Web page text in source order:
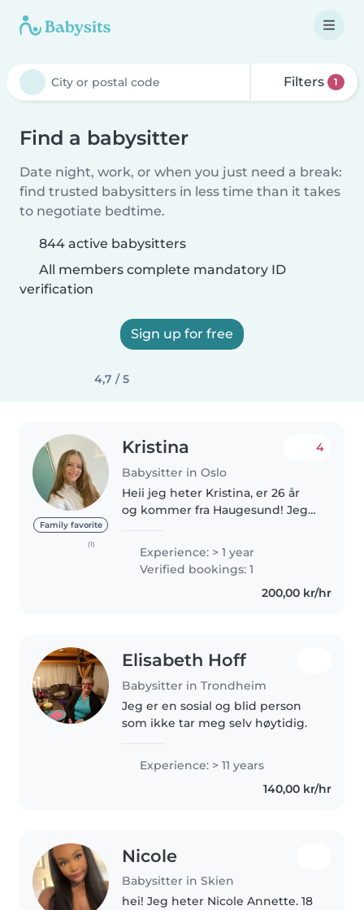
Filters 1
Find a babysitter
Date night, work, or when you just need a break:
find trusted babysitters in less time than it takes
to negotiate bedtime.
844 active babysitters
All members complete mandatory ID
verification
Sign up for free
4,7 / 5
Family favorite
(1)
Kristina
Babysitter in Oslo
4
Heii jeg heter Kristina, er 26 år
og kommer fra Haugesund! Jeg
på sfo og som støttekontakt for
et barn i alderen 8-12 år. Har
sittet en del barnevakt..
Experience: > 1 year
Verified bookings: 1
200,00 kr/hr
Elisabeth Hoff
Babysitter in Trondheim
Jeg er en sosial og blid person
som ikke tar meg selv høytidig.
Experience: > 11 years
140,00 kr/hr
Nicole
Babysitter in Skien
hei! Jeg heter Nicole Annette. 18